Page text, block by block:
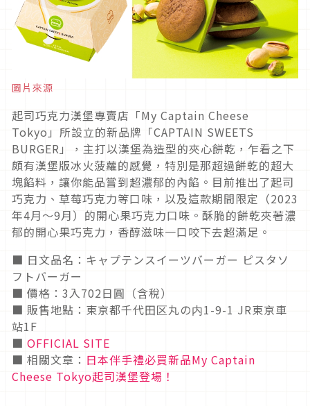
圖片來源
起司巧克力漢堡專賣店「My Captain Cheese
Tokyo」所設立的新品牌「CAPTAIN SWEETS
BURGER」，主打以漢堡為造型的夾心餅乾，乍看之下
頗有漢堡版冰火菠蘿的感覺，特別是那超過餅乾的超大
塊餡料，讓你能品嘗到超濃郁的內餡。目前推出了起司
巧克力、草莓巧克力等口味，以及這款期間限定（2023
年4月～9月）的開心果巧克力口味。酥脆的餅乾夾著濃
郁的開心果巧克力，香醇滋味一口咬下去超滿足。
■ 日文品名：キャプテンスイーツバーガー ピスタソ
フトバーガー
■ 價格：3入702日圓（含稅）
■ 販售地點：東京都千代田区丸の内1-9-1 JR東京車
站1F
■ OFFICIAL SITE
■ 相關文章： 日本伴手禮必買新品My Captain
Cheese Tokyo起司漢堡登場！